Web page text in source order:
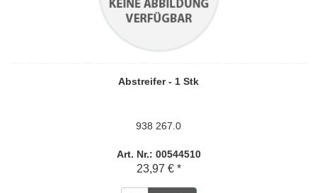
Abstreifer - 1 Stk
938 267.0
Art. Nr.: 00544510
23,97 € *